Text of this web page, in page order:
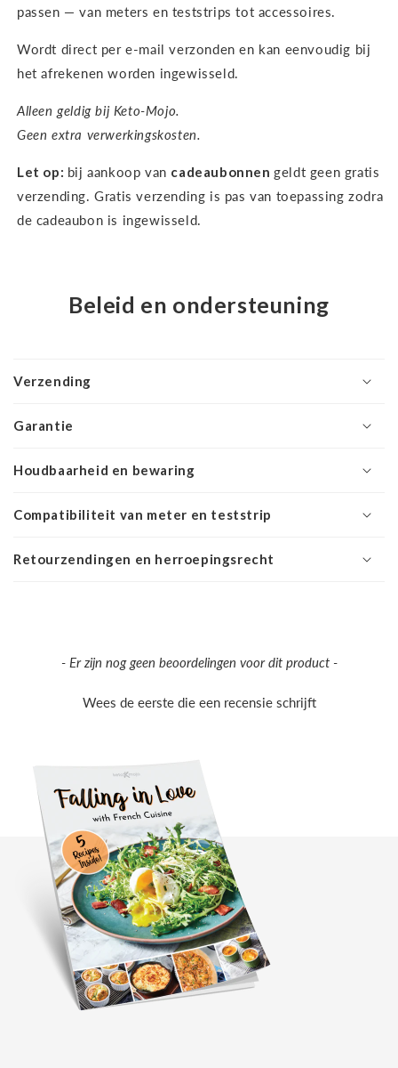
passen — van meters en teststrips tot accessoires.
Wordt direct per e-mail verzonden en kan eenvoudig bij
het afrekenen worden ingewisseld.
Alleen geldig bij Keto-Mojo.
Geen extra verwerkingskosten.
Let op: bij aankoop van cadeaubonnengeldt geen gratis
verzending. Gratis verzending is pas van toepassing zodra
de cadeaubon is ingewisseld.
Beleid en ondersteuning
Verzending
Garantie
Houdbaarheid en bewaring
Compatibiliteit van meter en teststrip
Retourzendingen en herroepingsrecht
- Er zijn nog geen beoordelingen voor dit product -
Wees de eerste die een recensie schrijft
New content loaded